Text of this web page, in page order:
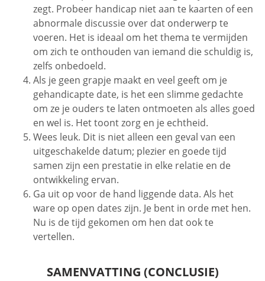
zegt. Probeer handicap niet aan te kaarten of een
abnormale discussie over dat onderwerp te
voeren. Het is ideaal om het thema te vermijden
om zich te onthouden van iemand die schuldig is,
zelfs onbedoeld.
Als je geen grapje maakt en veel geeft om je
gehandicapte date, is het een slimme gedachte
om ze je ouders te laten ontmoeten als alles goed
en wel is. Het toont zorg en je echtheid.
Wees leuk. Dit is niet alleen een geval van een
uitgeschakelde datum; plezier en goede tijd
samen zijn een prestatie in elke relatie en de
ontwikkeling ervan.
Ga uit op voor de hand liggende data. Als het
ware op open dates zijn. Je bent in orde met hen.
Nu is de tijd gekomen om hen dat ook te
vertellen.
SAMENVATTING (CONCLUSIE)